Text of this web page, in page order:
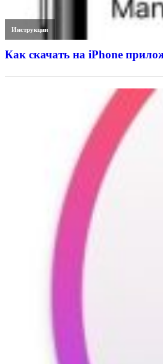
Инструкции
Как скачать на iPhone